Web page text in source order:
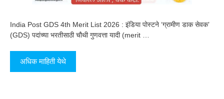
India Post GDS 4th Merit List 2026 : इंडिया पोस्टने ‘ग्रामीण डाक सेवक’
(GDS) पदांच्या भरतीसाठी चौथी गुणवत्ता यादी (merit …
अधिक माहिती येथे